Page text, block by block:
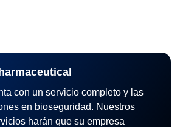
con un servicio completo y las
en bioseguridad. Nuestros
harán que su empresa